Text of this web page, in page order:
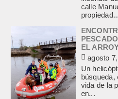
calle
propiedad...
EL
agosto
Un
búsqueda,
vida de la
en...